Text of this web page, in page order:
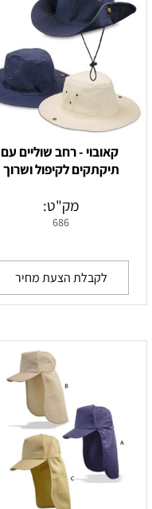
‏‏ קאובוי - רחב שוליים עם
תיקתקים לקיפול ושרוך
מק"ט:
686
לקבלת הצעת מחיר